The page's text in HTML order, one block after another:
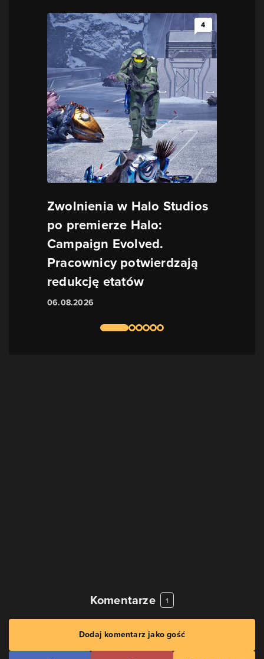
4
Zwolnienia w Halo Studios
po premierze Halo:
Campaign Evolved.
Pracownicy potwierdzają
redukcję etatów
06.08.2026
Komentarze 1
Dodaj komentarz jako gość